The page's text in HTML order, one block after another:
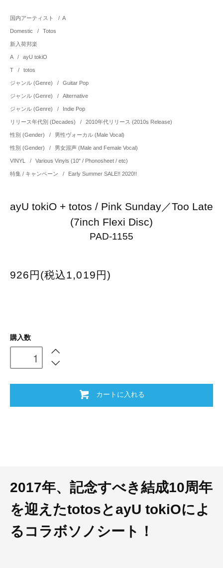
国内アーティスト / A
Domestic / Totos
新入荷邦楽
A / ayU tokiO
T / totos
ジャンル (Genre) / Guitar Pop
ジャンル (Genre) / Alternative
ジャンル (Genre) / Indie Pop
リリース年代別 (Decades) / 2010年代リリース (2010s Release)
性別 (Gender) / 男性ヴォーカル (Male Vocal)
性別 (Gender) / 男女混声 (Male and Female Vocal)
VINYL / Various Vinyls (10" / Phonosheet / etc)
特集 / キャンペーン / Early Summer SALE!! 2020!!
ayU tokiO + totos / Pink Sunday／Too Late
(7inch Flexi Disc)
PAD-1155
926円(税込1,019円)
購入数
カートに入れる
2017年、記念すべき結成10周年
を迎えたtotosとayU tokiOによ
るコラボソノシート！